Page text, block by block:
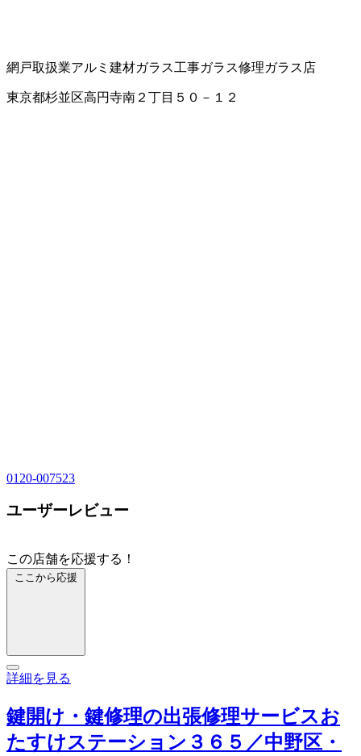
網戸取扱業アルミ建材ガラス工事ガラス修理ガラス店
東京都杉並区高円寺南２丁目５０－１２
0120-007523
ユーザーレビュー
この店舗を応援する！
ここから応援
詳細を見る
鍵開け・鍵修理の出張修理サービスお
たすけステーション３６５／中野区・